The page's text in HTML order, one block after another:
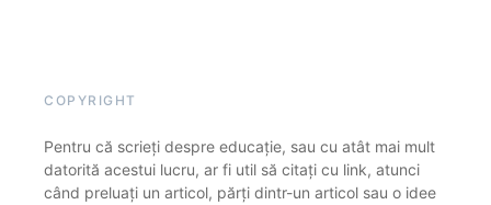
COPYRIGHT
Pentru că scrieți despre educație, sau cu atât mai mult
datorită acestui lucru, ar fi util să citați cu link, atunci
când preluați un articol, părți dintr-un articol sau o idee